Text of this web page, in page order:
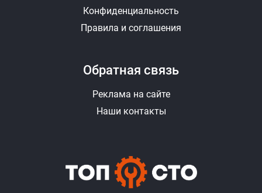
Конфиденциальность
Правила и соглашения
Обратная связь
Реклама на сайте
Наши контакты